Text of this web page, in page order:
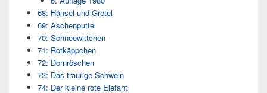
68: Hänsel und Gretel
69: Aschenputtel
70: Schneewittchen
71: Rotkäppchen
72: Dornröschen
73: Das traurige Schwein
74: Der kleine rote Elefant